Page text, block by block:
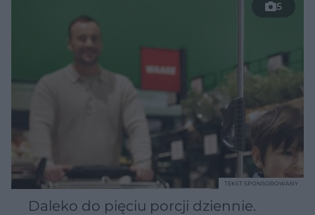
5
Daleko do pięciu porcji dziennie.
TEKST SPONSOROWANY